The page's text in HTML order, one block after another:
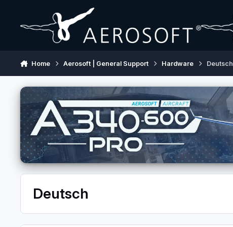
Home Aerosoft | General Support Hardware Deutsch
Deutsch